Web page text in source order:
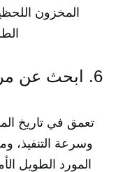
المخزون
6. ابحث عن
تعمق في تاريخ
وسرعة التنفيذ،
المورد الطويل